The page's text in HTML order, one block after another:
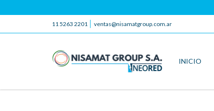
11 5263 2201 ventas@nisamatgroup.com.ar
INICIO